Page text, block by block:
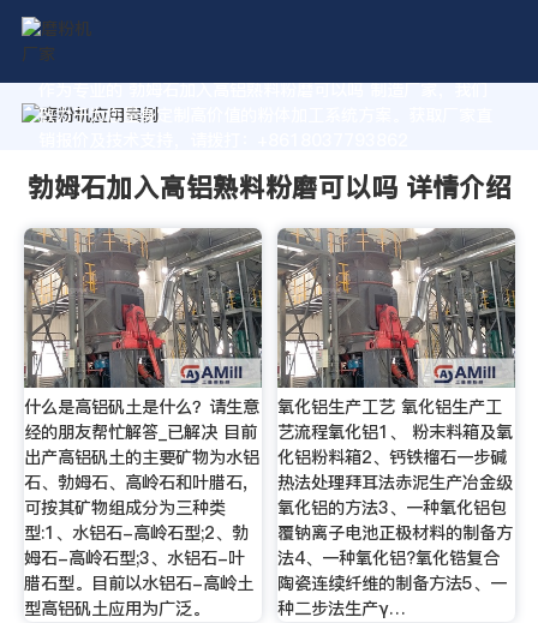
作为专业的 勃姆石加入高铝熟料粉磨可以吗 制造厂家，我们
致力于为您量身定制高价值的粉体加工系统方案。获取厂家直
勃姆石加入高铝熟料粉磨可以吗 详情介绍
什么是高铝矾土是什么？请生意
经的朋友帮忙解答_已解决 目前
出产高铝矾土的主要矿物为水铝
石、勃姆石、高岭石和叶腊石,
可按其矿物组成分为三种类
型:1、水铝石-高岭石型;2、勃
姆石-高岭石型;3、水铝石-叶
腊石型。目前以水铝石-高岭土
型高铝矾土应用为广泛。
氧化铝生产工艺 氧化铝生产工
艺流程氧化铝1、 粉末料箱及氧
化铝粉料箱2、钙铁榴石一步碱
热法处理拜耳法赤泥生产冶金级
氧化铝的方法3、一种氧化铝包
覆钠离子电池正极材料的制备方
法4、一种氧化铝?氧化锆复合
陶瓷连续纤维的制备方法5、一
种二步法生产γ…